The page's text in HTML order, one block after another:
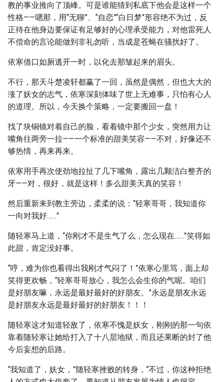
教的事业推向了顶峰。可是谁能猜到私底下他会是这样一个
性格——嗯那，用“无聊”、“自恋”“白日梦”形容绝不为过，反
正待在他身边要保证有足够好的心理承受能力，对他雷死人
不偿命的言论能做到非礼勿听，当成是苍蝇在骚扰好了。
依寒借口如厕逃开一时，以化去那皱起来的眉头。
不行，那天斗楚凌轩都赢了一回，虽然是偶然，但也大大的
涨了妖女的志气，依寒深刻体味了世上无难事，只怕有心人
的道理。所以，今天换个策略，一定要搬回一盘！
找了块铜镜对着自己的脸，看着镜中那个少女，突然用力让
嘴角往两旁一拉——一个标准的甜美笑容——不对，好像还不
够热情，再来再来。
依寒用手再次使劲地拉扯了几下嘴角，露出几颗洁白整齐的
牙——对，很好，就是这样！多么甜美天真的笑容！
然后重新来到教主旁边，柔柔的说：“轻寒哥哥，我知道你
一向对我好……”
随轻寒马上道，“你刚才不是生气了么，怎么现在……”笑得如
此甜，肯定没好事。
“哼，难为你也看得出我刚才气闷了！”依寒心里骂，面上却
笑得更欢畅，“轻寒哥哥放心，我怎么会生你的气呢。咱们
是好朋友嘛，永远是最好最好的好朋友。”永远是朋友永远
是好朋友永远是最好最好的好朋友！！！
随轻寒这才知道轻敌了，依寒不愧是妖女，刚刚的那一句依
靠着随轻寒让她给打入了十八层地狱，而且还果断的封了他
今后妄想的后路。
“我知道了，妖女，”随轻寒挫败的转身，“不过，你这种拒绝